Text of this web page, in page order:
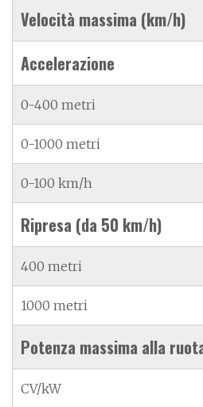
Velocità massima (km/h)
Accelerazione
0-400 metri
0-1000 metri
0-100 km/h
Ripresa (da 50 km/h)
400 metri
1000 metri
Potenza massima alla
CV/kW